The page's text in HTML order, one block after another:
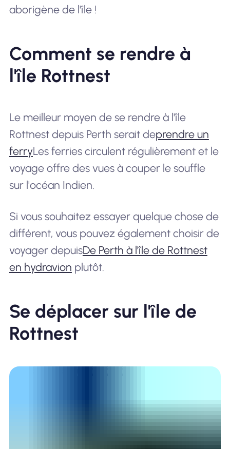
aborigène de l'île !
Comment se rendre à
l'île Rottnest
Le meilleur moyen de se rendre à l'île
Rottnest depuis Perth serait deprendre un
ferryLes ferries circulent régulièrement et le
voyage offre des vues à couper le souffle
sur l'océan Indien.
Si vous souhaitez essayer quelque chose de
différent, vous pouvez également choisir de
voyager depuisDe Perth à l'île de Rottnest
en hydravion plutôt.
Se déplacer sur l'île de
Rottnest